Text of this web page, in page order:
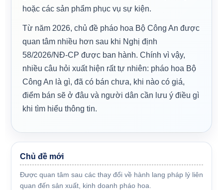
hoặc các sản phẩm phục vụ sự kiện.
Từ năm 2026, chủ đề pháo hoa Bộ Công An được
quan tâm nhiều hơn sau khi Nghị định
58/2026/NĐ-CP được ban hành. Chính vì vậy,
nhiều câu hỏi xuất hiện rất tự nhiên: pháo hoa Bộ
Công An là gì, đã có bán chưa, khi nào có giá,
điểm bán sẽ ở đâu và người dân cần lưu ý điều gì
khi tìm hiểu thông tin.
Chủ đề mới
Được quan tâm sau các thay đổi về hành lang pháp lý liên
quan đến sản xuất, kinh doanh pháo hoa.